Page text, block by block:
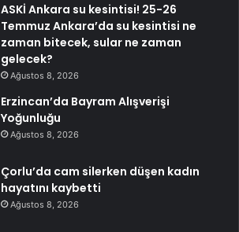
ASKİ Ankara su kesintisi! 25-26
Temmuz Ankara’da su kesintisi ne
zaman bitecek, sular ne zaman
gelecek?
Ağustos 8, 2026
Erzincan’da Bayram Alışverişi
Yoğunluğu
Ağustos 8, 2026
Çorlu’da cam silerken düşen kadın
hayatını kaybetti
Ağustos 8, 2026